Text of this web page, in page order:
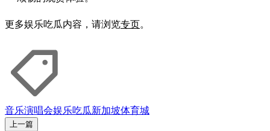
更多娱乐吃瓜内容，请浏览专页。
音乐演唱会娱乐吃瓜新加坡体育城
上一篇